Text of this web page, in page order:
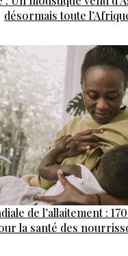
désormais toute
de l’allaitement :
la santé des